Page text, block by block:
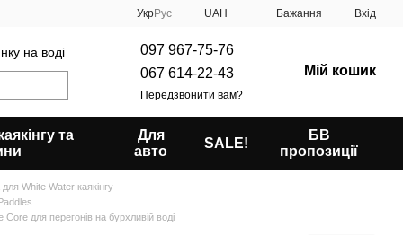
УкрРус UAH Бажання Вхід
на воді
097 967-75-76
067 614-22-43
Передзвонити вам?
Мій кошик
та
Для
авто
SALE!
БВ
пропозиції
White Water каякінгу
для перегонів на бурхливій воді